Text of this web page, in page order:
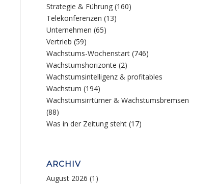
Strategie & Führung (160)
Telekonferenzen (13)
Unternehmen (65)
Vertrieb (59)
Wachstums-Wochenstart (746)
Wachstumshorizonte (2)
Wachstumsintelligenz & profitables
Wachstum (194)
Wachstumsirrtümer & Wachstumsbremsen
(88)
Was in der Zeitung steht (17)
ARCHIV
August 2026 (1)